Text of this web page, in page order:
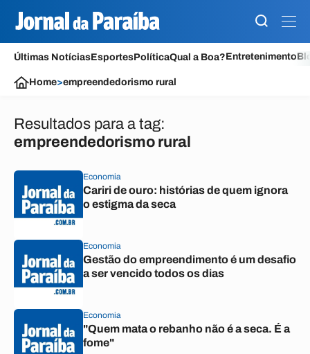
Últimas NotíciasEsportesPolíticaQual a Boa?Entretenimento
Home>empreendedorismo rural
Resultados para a tag:
empreendedorismo rural
Economia
Cariri de ouro: histórias de quem ignora
o estigma da seca
Economia
Gestão do empreendimento é um desafio
a ser vencido todos os dias
Economia
"Quem mata o rebanho não é a seca. É a
fome"